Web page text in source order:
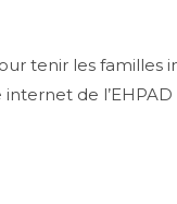
tenir les familles
de